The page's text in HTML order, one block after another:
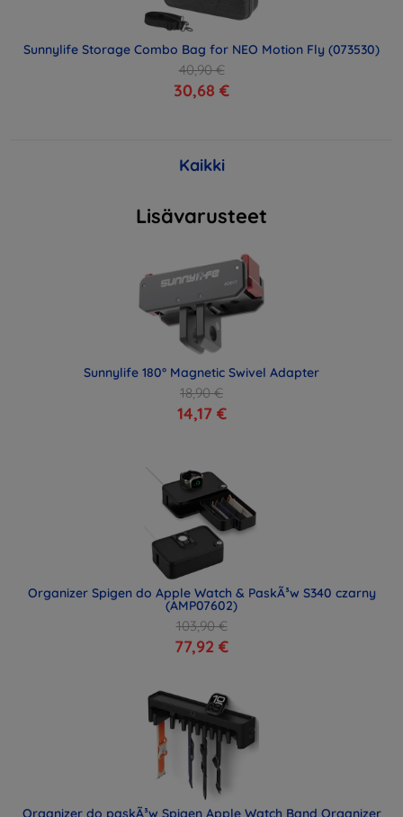
Sunnylife Storage Combo Bag for NEO Motion Fly (073530)
40,90 €
30,68 €
Kaikki
Lisävarusteet
Sunnylife 180° Magnetic Swivel Adapter
18,90 €
14,17 €
Organizer Spigen do Apple Watch & PaskÃ³w S340 czarny
(AMP07602)
103,90 €
77,92 €
Organizer do paskÃ³w Spigen Apple Watch Band Organizer